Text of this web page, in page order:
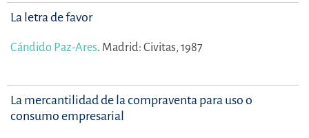
La letra de favor
Cándido Paz-Ares. Madrid: Civitas, 1987
La mercantilidad de la compraventa para uso o
consumo empresarial